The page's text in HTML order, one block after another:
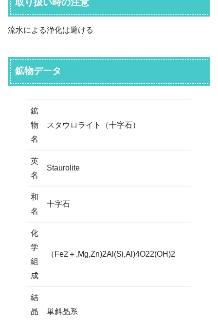
取り扱い時の注意
流水による浄化は避ける
鉱物データ
鉱
物
名
スタウロライト（十字石）
英
名
Staurolite
和
名
十字石
化
学
組
成
（Fe2＋,Mg,Zn)2Al(Si,Al)4O22(OH)2
結
晶
単斜晶系